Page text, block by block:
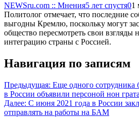
NEWSru.com :: Мнения5 лет спустя01
Политолог отмечает, что последние
выгодны Кремлю, поскольку могут
общество пересмотреть свои
интеграцию страны с Россией.
Навигация по записям
Предыдущая: Еще одного сотрудника
в России объявили персоной нон грата
Далее: С июня 2021 года в России
отправлять на работы на БАМ